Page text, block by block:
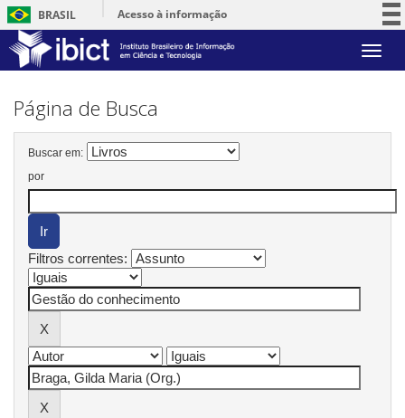
BRASIL
Acesso à informação
Serviços
Skip
Página de Busca
Buscar em:
por
Filtros correntes: